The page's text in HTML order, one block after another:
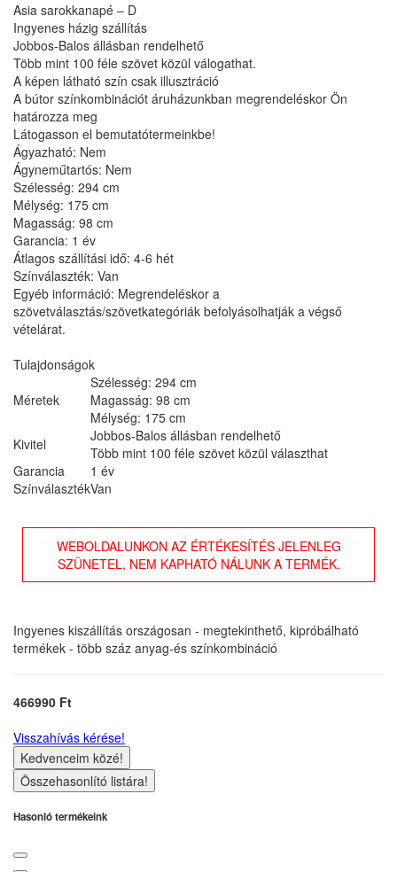
Asia sarokkanapé – D
Ingyenes házig szállítás
Jobbos-Balos állásban rendelhető
Több mint 100 féle szövet közül válogathat.
A képen látható szín csak illusztráció
A bútor színkombinációt áruházunkban megrendeléskor Ön
határozza meg
Látogasson el bemutatótermeinkbe!
Ágyazható: Nem
Ágyneműtartós: Nem
Szélesség: 294 cm
Mélység: 175 cm
Magasság: 98 cm
Garancia: 1 év
Átlagos szállítási idő: 4-6 hét
Színválaszték: Van
Egyéb információ: Megrendeléskor a
szövetválasztás/szövetkategóriák befolyásolhatják a végső
vételárat.
Tulajdonságok
Méretek
Szélesség: 294 cm
Magasság: 98 cm
Mélység: 175 cm
Kivitel
Jobbos-Balos állásban rendelhető
Több mint 100 féle szövet közül választhat
Garancia
1 év
SzínválasztékVan
WEBOLDALUNKON AZ ÉRTÉKESÍTÉS JELENLEG
SZÜNETEL, NEM KAPHATÓ NÁLUNK A TERMÉK.
Ingyenes kiszállítás országosan - megtekinthető, kipróbálható
termékek - több száz anyag-és színkombináció
466990 Ft
Visszahívás kérése!
Kedvenceim közé!
Összehasonlító listára!
Hasonló termékeink